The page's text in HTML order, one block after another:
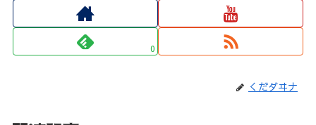
0
くだダヰナ